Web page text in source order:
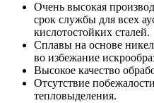
Очень высокая
срок службы для всех
кислотостойких сталей.
Сплавы на основе
во избежание
Высокое качество
Отсутствие
тепловыделения.